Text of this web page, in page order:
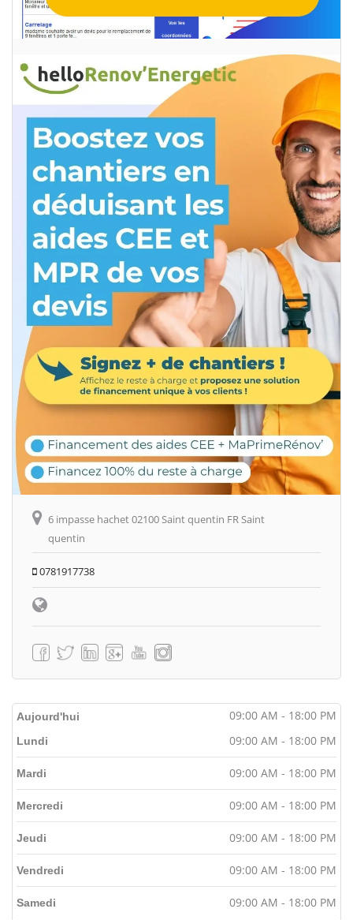
6 impasse hachet 02100 Saint quentin FR Saint
quentin
0781917738
Aujourd'hui 09:00 AM - 18:00 PM
Lundi 09:00 AM - 18:00 PM
Mardi 09:00 AM - 18:00 PM
Mercredi 09:00 AM - 18:00 PM
Jeudi 09:00 AM - 18:00 PM
Vendredi 09:00 AM - 18:00 PM
Samedi 09:00 AM - 18:00 PM